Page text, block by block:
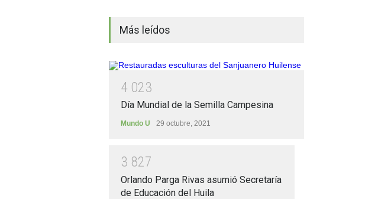
Más leídos
4 023
Día Mundial de la Semilla Campesina
Mundo U 29 octubre, 2021
3 827
Orlando Parga Rivas asumió Secretaría
de Educación del Huila